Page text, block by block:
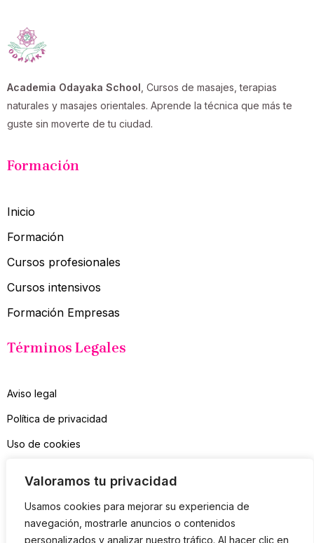
Valoramos tu privacidad
Usamos cookies para mejorar su experiencia de
navegación, mostrarle anuncios o contenidos
personalizados y analizar nuestro tráfico. Al hacer clic en
Academia Odayaka School , Cursos de masajes, terapias
naturales y masajes orientales. Aprende la técnica que más te
guste sin moverte de tu ciudad.
Formación
Inicio
Formación
Cursos profesionales
Cursos intensivos
Formación Empresas
Términos Legales
Aviso legal
Política de privacidad
Uso de cookies
Suscríbete a mi Newsletter